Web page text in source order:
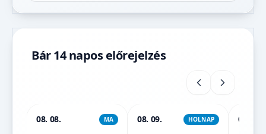
Bár 14 napos előrejelzés
08. 08. MA 08. 09. HOLNAP 08. 10.